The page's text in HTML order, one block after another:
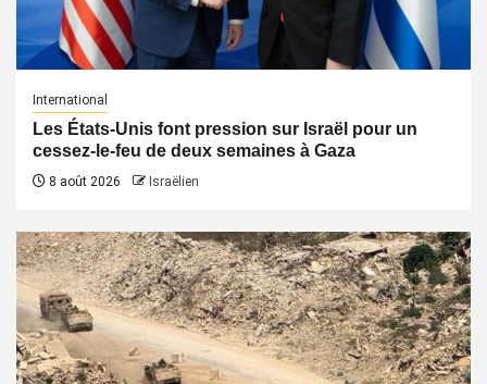
International
Les États-Unis font pression sur Israël pour un
cessez-le-feu de deux semaines à Gaza
8 août 2026 Israëlien